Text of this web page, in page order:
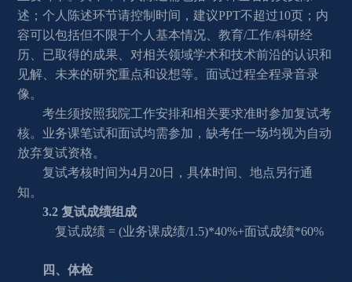
述；个人陈述环节请控制时间，建议PPT不超过10页；内
容可以包括但不限于个人基本情况、教育/工作/科研经
历、已取得的成果、对相关领域学术和技术前沿的认识和
见解、未来的研究重点和设想等。面试过程全程录音录
像。
考生须按照我院工作安排和相关要求准时参加复试考
核。业务课笔试和面试均需参加，缺考任一场均视为自动
放弃复试资格。
复试考核时间为4月20日，具体时间、地点另行通
知。
3.2 复试成绩组成
复试成绩 = (业务课成绩/1.5)*40%+面试成绩*60%
四、体检